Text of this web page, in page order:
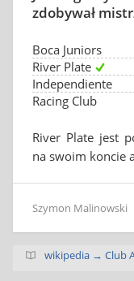
zdobywał
Boca Juniors
River Plate
Independiente
Racing Club
River Plate jest
na swoim koncie
Szymon Malinowski
wikipedia → Club